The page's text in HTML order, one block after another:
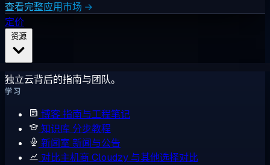
查看完整应用市场 →
定价
独立云背后的指南与团队。
学习
博客指南与工程笔记
知识库 分步教程
新闻室 新闻与公告
对比主机商 Cloudzy 与其他选择对比